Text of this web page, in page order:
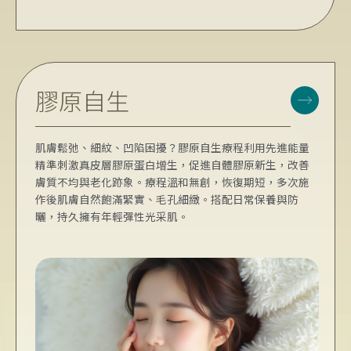
膠原自生
肌膚鬆弛、細紋、凹陷困擾？膠原自生療程利用先進能量
精準刺激真皮層膠原蛋白增生，促進自體膠原新生，改善
膚質不均與老化跡象。療程溫和無創，恢復期短，多次施
作後肌膚自然飽滿緊實、毛孔細緻。搭配日常保養與防
曬，持久擁有年輕彈性光采肌。